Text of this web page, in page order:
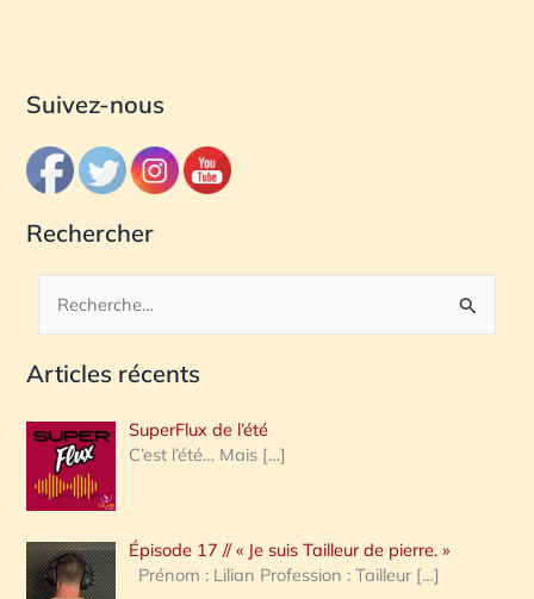
Suivez-nous
Rechercher
c
e
r
c
h
e
Articles récents
SuperFlux de l’été
C’est l’été… Mais […]
Épisode 17 // « Je suis Tailleur de pierre. »
Prénom : Lilian Profession : Tailleur […]